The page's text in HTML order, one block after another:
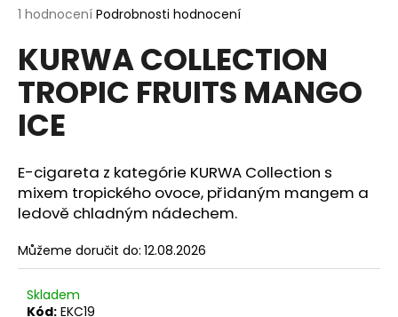
Průměrné
produktu
je
5,0
5
hvězdiček.
1 hodnocení Podrobnosti hodnocení
KURWA COLLECTION
TROPIC FRUITS MANGO
ICE
E-cigareta z kategórie KURWA Collection s
mixem tropického ovoce, přidaným mangem a
ledově chladným nádechem.
Můžeme doručit do: 12.08.2026
Skladem
Kód: EKC19
a
j
í
t
?
HLEDAT
o